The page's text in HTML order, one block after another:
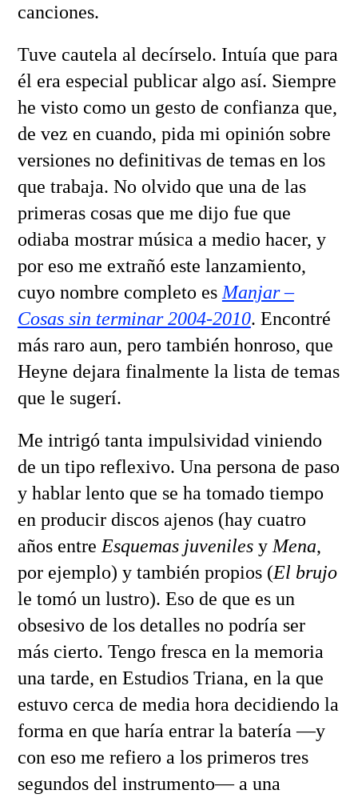
canciones.
Tuve cautela al decírselo. Intuía que para
él era especial publicar algo así. Siempre
he visto como un gesto de confianza que,
de vez en cuando, pida mi opinión sobre
versiones no definitivas de temas en los
que trabaja. No olvido que una de las
primeras cosas que me dijo fue que
odiaba mostrar música a medio hacer, y
por eso me extrañó este lanzamiento,
cuyo nombre completo es Manjar –
Cosas sin terminar 2004-2010. Encontré
más raro aun, pero también honroso, que
Heyne dejara finalmente la lista de temas
que le sugerí.
Me intrigó tanta impulsividad viniendo
de un tipo reflexivo. Una persona de paso
y hablar lento que se ha tomado tiempo
en producir discos ajenos (hay cuatro
años entre Esquemas juvenilesy Mena,
por ejemplo) y también propios (El brujo
le tomó un lustro). Eso de que es un
obsesivo de los detalles no podría ser
más cierto. Tengo fresca en la memoria
una tarde, en Estudios Triana, en la que
estuvo cerca de media hora decidiendo la
forma en que haría entrar la batería —y
con eso me refiero a los primeros tres
segundos del instrumento— a una